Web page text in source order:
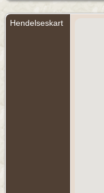
Hendelseskart